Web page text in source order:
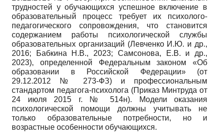
трудностей у обучающихся успешное включение в
образовательный процесс требует их психолого-
педагогического сопровождения, что становится
содержанием работы психологической службы
образовательных организаций (Левченко И.Ю. и др.,
2016; Бабкина Н.В., 2023; Самсонова, Е.В. и др.,
2023), определенной Федеральным законом «Об
образовании в Российской Федерации» (от
29.12.2012 № 273-ФЗ) и профессиональным
стандартом педагога-психолога (Приказ Минтруда от
24 июля 2015 г. № 514н). Модели оказания
психологической помощи должны учитывать не
только образовательные потребности, но и
возрастные особенности обучающихся.